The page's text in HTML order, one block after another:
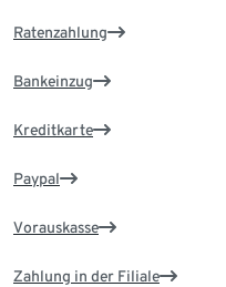
Ratenzahlung
Bankeinzug
Kreditkarte
Paypal
Vorauskasse
Zahlung in der Filiale